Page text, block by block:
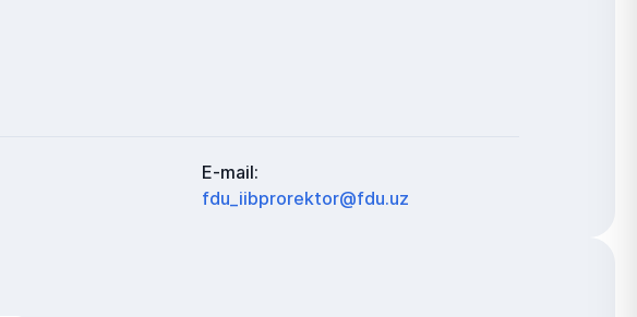
E-mail:
fdu_iibprorektor@fdu.uz